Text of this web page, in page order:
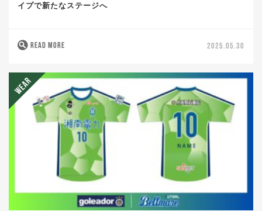
イプで新たなステージへ
READ MORE 2025.05.30